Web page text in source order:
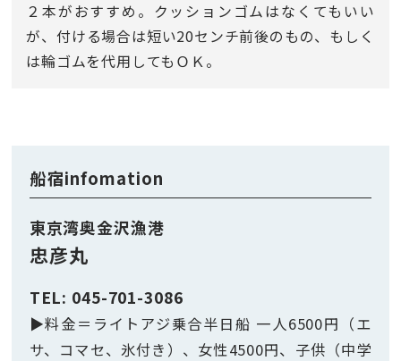
２本がおすすめ。クッションゴムはなくてもいい
が、付ける場合は短い20センチ前後のもの、もしく
は輪ゴムを代用してもＯＫ。
船宿infomation
東京湾奥金沢漁港
忠彦丸
TEL: 045-701-3086
▶︎料金＝ライトアジ乗合半日船 一人6500円（エ
サ、コマセ、氷付き）、女性4500円、子供（中学